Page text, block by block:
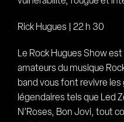
Rick Hugues | 22 h 30
Le Rock Hugues Show
amateurs du musique
band vous font revivre
légendaires tels que Led
N’Roses, Bon Jovi, tout